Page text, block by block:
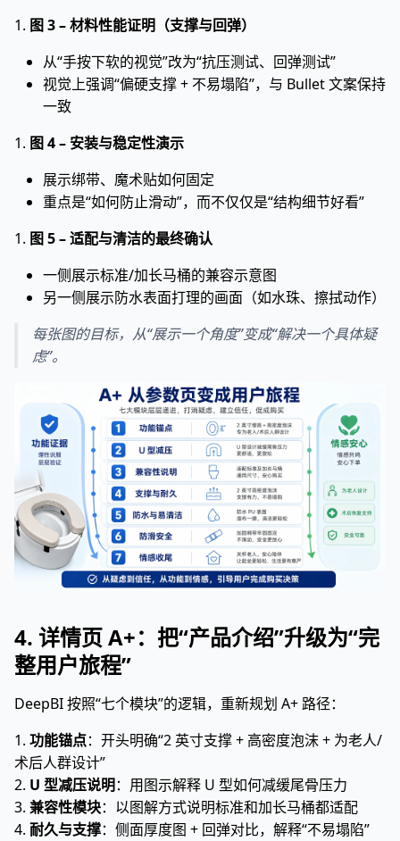
1. 图 3 – 材料性能证明（支撑与回弹）
从“手按下软的视觉”改为“抗压测试、回弹测试”
视觉上强调“偏硬支撑 + 不易塌陷”，与 Bullet 文案保持
一致
1. 图 4 – 安装与稳定性演示
展示绑带、魔术贴如何固定
重点是“如何防止滑动”，而不仅仅是“结构细节好看”
1. 图 5 – 适配与清洁的最终确认
一侧展示标准/加长马桶的兼容示意图
另一侧展示防水表面打理的画面（如水珠、擦拭动作）
每张图的目标，从“展示一个角度”变成“解决一个具体疑
虑”。
4. 详情页 A+：把“产品介绍”升级为“完
整用户旅程”
DeepBI 按照“七个模块”的逻辑，重新规划 A+ 路径：
1. 功能锚点：开头明确“2 英寸支撑 + 高密度泡沫 + 为老人/
术后人群设计”
2. U 型减压说明：用图示解释 U 型如何减缓尾骨压力
3. 兼容性模块：以图解方式说明标准和加长马桶都适配
4. 耐久与支撑：侧面厚度图 + 回弹对比，解释“不易塌陷”